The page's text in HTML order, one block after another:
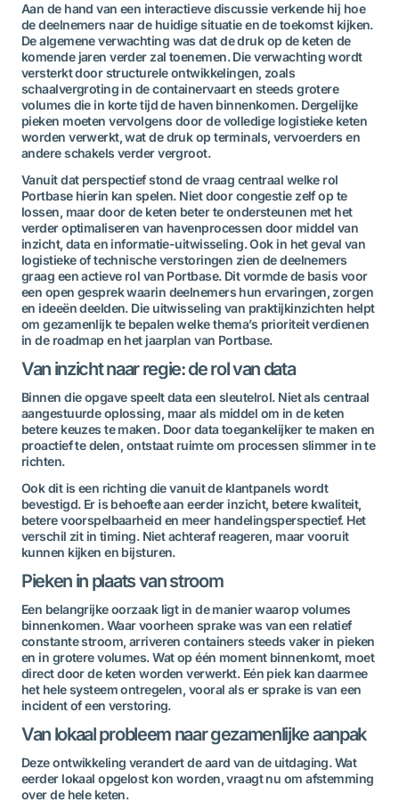
Aan de hand van een interactieve discussie verkende hij hoe
de deelnemers naar de huidige situatie en de toekomst kijken.
De algemene verwachting was dat de druk op de keten de
komende jaren verder zal toenemen. Die verwachting wordt
versterkt door structurele ontwikkelingen, zoals
schaalvergroting in de containervaart en steeds grotere
volumes die in korte tijd de haven binnenkomen. Dergelijke
pieken moeten vervolgens door de volledige logistieke keten
worden verwerkt, wat de druk op terminals, vervoerders en
andere schakels verder vergroot.
Vanuit dat perspectief stond de vraag centraal welke rol
Portbase hierin kan spelen. Niet door congestie zelf op te
lossen, maar door de keten beter te ondersteunen met het
verder optimaliseren van havenprocessen door middel van
inzicht, data en informatie-uitwisseling. Ook in het geval van
logistieke of technische verstoringen zien de deelnemers
graag een actieve rol van Portbase. Dit vormde de basis voor
een open gesprek waarin deelnemers hun ervaringen, zorgen
en ideeën deelden. Die uitwisseling van praktijkinzichten helpt
om gezamenlijk te bepalen welke thema’s prioriteit verdienen
in de roadmap en het jaarplan van Portbase.
Van inzicht naar regie: de rol van data
Binnen die opgave speelt data een sleutelrol. Niet als centraal
aangestuurde oplossing, maar als middel om in de keten
betere keuzes te maken. Door data toegankelijker te maken en
proactief te delen, ontstaat ruimte om processen slimmer in te
richten.
Ook dit is een richting die vanuit de klantpanels wordt
bevestigd. Er is behoefte aan eerder inzicht, betere kwaliteit,
betere voorspelbaarheid en meer handelingsperspectief. Het
verschil zit in timing. Niet achteraf reageren, maar vooruit
kunnen kijken en bijsturen.
Pieken in plaats van stroom
Een belangrijke oorzaak ligt in de manier waarop volumes
binnenkomen. Waar voorheen sprake was van een relatief
constante stroom, arriveren containers steeds vaker in pieken
en in grotere volumes. Wat op één moment binnenkomt, moet
direct door de keten worden verwerkt. Eén piek kan daarmee
het hele systeem ontregelen, vooral als er sprake is van een
incident of een verstoring.
Van lokaal probleem naar gezamenlijke aanpak
Deze ontwikkeling verandert de aard van de uitdaging. Wat
eerder lokaal opgelost kon worden, vraagt nu om afstemming
over de hele keten.